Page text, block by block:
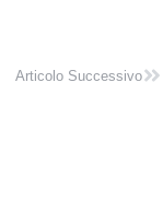
Articolo Successivo